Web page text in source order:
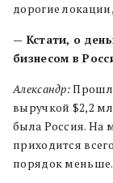
дорогие
— Кстати, о
бизнесом в
Александр:
выручкой $2,2
была Россия. На
приходится
порядок меньше.